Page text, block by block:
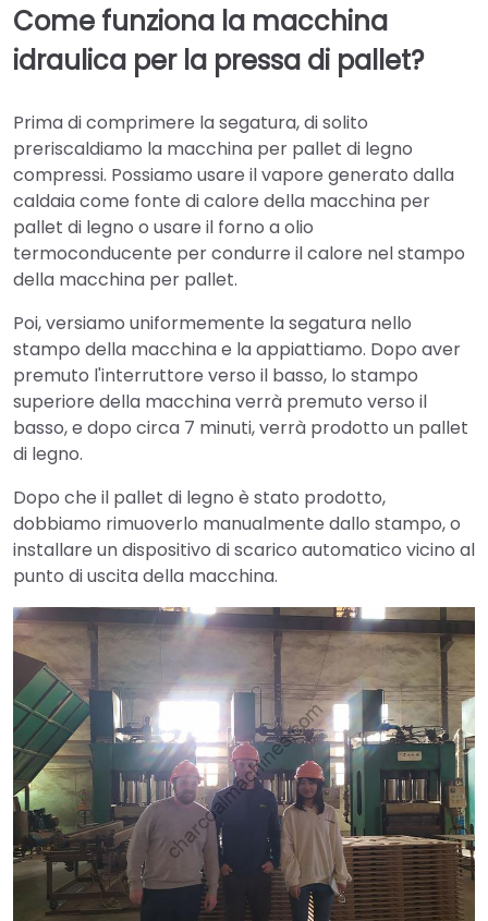
Come funziona la macchina
idraulica per la pressa di pallet?
Prima di comprimere la segatura, di solito
preriscaldiamo la macchina per pallet di legno
compressi. Possiamo usare il vapore generato dalla
caldaia come fonte di calore della macchina per
pallet di legno o usare il forno a olio
termoconducente per condurre il calore nel stampo
della macchina per pallet.
Poi, versiamo uniformemente la segatura nello
stampo della macchina e la appiattiamo. Dopo aver
premuto l'interruttore verso il basso, lo stampo
superiore della macchina verrà premuto verso il
basso, e dopo circa 7 minuti, verrà prodotto un pallet
di legno.
Dopo che il pallet di legno è stato prodotto,
dobbiamo rimuoverlo manualmente dallo stampo, o
installare un dispositivo di scarico automatico vicino al
punto di uscita della macchina.